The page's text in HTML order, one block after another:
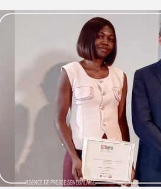
ENVIRONNEMENT